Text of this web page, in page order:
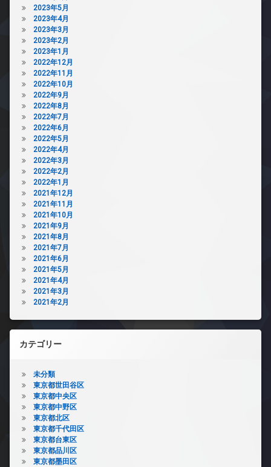
2023年5月
2023年4月
2023年3月
2023年2月
2023年1月
2022年12月
2022年11月
2022年10月
2022年9月
2022年8月
2022年7月
2022年6月
2022年5月
2022年4月
2022年3月
2022年2月
2022年1月
2021年12月
2021年11月
2021年10月
2021年9月
2021年8月
2021年7月
2021年6月
2021年5月
2021年4月
2021年3月
2021年2月
カテゴリー
未分類
東京都世田谷区
東京都中央区
東京都中野区
東京都北区
東京都千代田区
東京都台東区
東京都品川区
東京都墨田区